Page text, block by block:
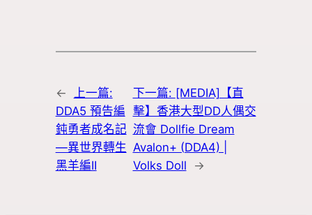
←
上一篇:
DDA5 預告編
鈍勇者成名記
—異世界轉生
黑羊編II
下一篇: [MEDIA]【直
擊】香港大型DD人偶交
流會 Dollfie Dream
Avalon+ (DDA4) |
Volks Doll
→